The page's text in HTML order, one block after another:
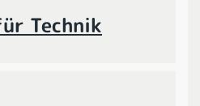
Technik